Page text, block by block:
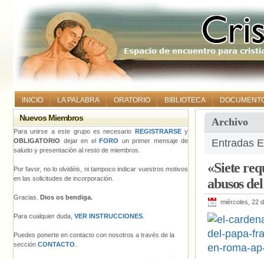
INICIO LA PALABRA ORATORIO BIBLIOTECA
Archivo
Entradas
«Siete
abusos
miércoles, 22
Nuevos Miembros
Para unirse a este grupo es necesario REGISTRARSEy
OBLIGATORIO dejar en el FORO un primer mensaje de
saludo y presentación al resto de miembros.
Por favor, no lo olvidéis, ni tampoco indicar vuestros motivos
en las solicitudes de incorporación.
Gracias. Dios os bendiga.
Para cualquier duda, VER INSTRUCCIONES
Puedes ponerte en contacto con nosotros a través de la
sección CONTACTO